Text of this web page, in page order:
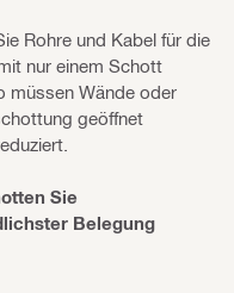
Rohre und Kabel für die
nur einem Schott
müssen Wände oder
geöffnet
Sie
Belegung